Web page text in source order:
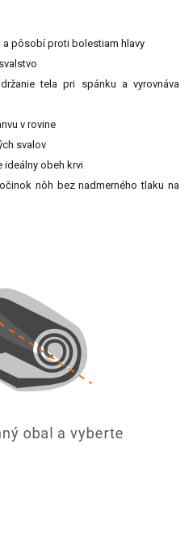
a pôsobí proti bolestiam hlavy
tela pri spánku a vyrovnáva
v rovine
svalov
ideálny obeh krvi
nôh bez nadmerného tlaku na